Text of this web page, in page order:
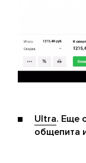
Ultra. Еще
общепита